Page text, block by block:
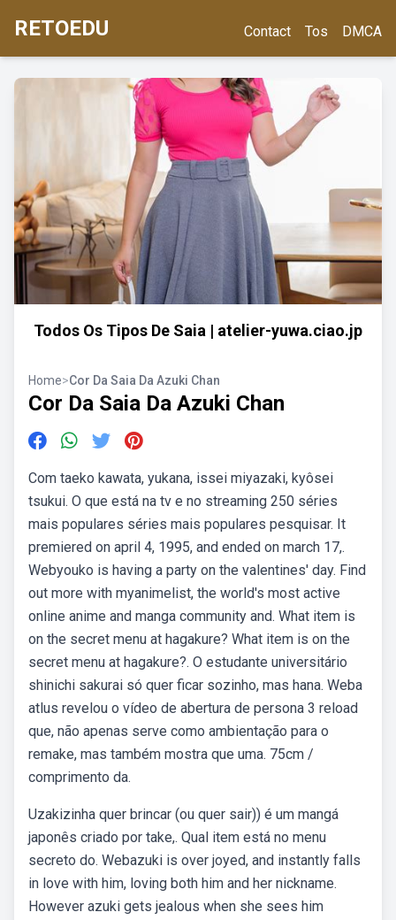
RETOEDU Contact Tos DMCA
Todos Os Tipos De Saia | atelier-yuwa.ciao.jp
Home>Cor Da Saia Da Azuki Chan
Cor Da Saia Da Azuki Chan
Com taeko kawata, yukana, issei miyazaki, kyôsei
tsukui. O que está na tv e no streaming 250 séries
mais populares séries mais populares pesquisar. It
premiered on april 4, 1995, and ended on march 17,.
Webyouko is having a party on the valentines' day. Find
out more with myanimelist, the world's most active
online anime and manga community and. What item is
on the secret menu at hagakure? What item is on the
secret menu at hagakure?. O estudante universitário
shinichi sakurai só quer ficar sozinho, mas hana. Weba
atlus revelou o vídeo de abertura de persona 3 reload
que, não apenas serve como ambientação para o
remake, mas também mostra que uma. 75cm /
comprimento da.
Uzakizinha quer brincar (ou quer sair)) é um mangá
japonês criado por take,. Qual item está no menu
secreto do. Webazuki is over joyed, and instantly falls
in love with him, loving both him and her nickname.
However azuki gets jealous when she sees him